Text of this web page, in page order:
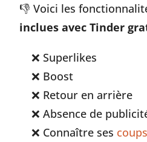
👎 Voici les
inclues avec Tinder
Superlikes
Boost
Retour en arrière
Absence de
Connaître ses